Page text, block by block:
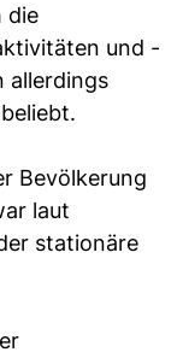
die
und -
allerdings
Bevölkerung
laut
stationäre